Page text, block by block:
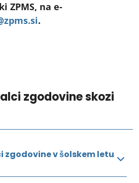
ZPMS, na e-
.
zgodovine skozi
zgodovine v šolskem letu